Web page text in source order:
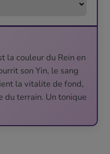
la couleur du Rein en
son Yin, le sang
la vitalite de fond,
du terrain. Un tonique